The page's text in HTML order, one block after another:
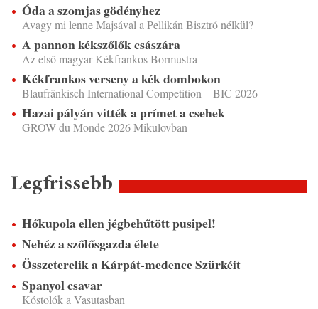
Óda a szomjas gödényhez
Avagy mi lenne Majsával a Pellikán Bisztró nélkül?
A pannon kékszőlők császára
Az első magyar Kékfrankos Bormustra
Kékfrankos verseny a kék dombokon
Blaufränkisch International Competition – BIC 2026
Hazai pályán vitték a prímet a csehek
GROW du Monde 2026 Mikulovban
Legfrissebb
Hőkupola ellen jégbehűtött pusipel!
Nehéz a szőlősgazda élete
Összeterelik a Kárpát-medence Szürkéit
Spanyol csavar
Kóstolók a Vasutasban